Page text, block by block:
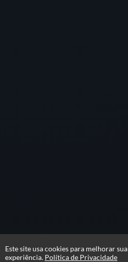
Este site usa cookies para melhorar sua
experiência. Política de Privacidade